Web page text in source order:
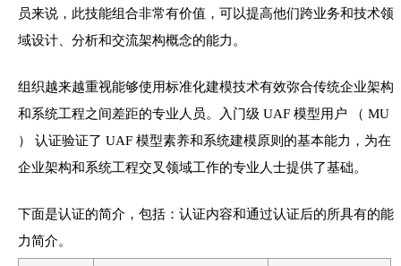
员来说，此技能组合非常有价值，可以提高他们跨业务和技术领
域设计、分析和交流架构概念的能力。
组织越来越重视能够使用标准化建模技术有效弥合传统企业架构
和系统工程之间差距的专业人员。入门级 UAF 模型用户 （ MU
） 认证验证了 UAF 模型素养和系统建模原则的基本能力，为在
企业架构和系统工程交叉领域工作的专业人士提供了基础。
下面是认证的简介，包括：认证内容和通过认证后的所具有的能
力简介。